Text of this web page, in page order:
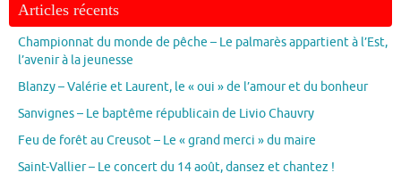
Articles récents
Championnat du monde de pêche – Le palmarès appartient à l’Est,
l’avenir à la jeunesse
Blanzy – Valérie et Laurent, le « oui » de l’amour et du bonheur
Sanvignes – Le baptême républicain de Livio Chauvry
Feu de forêt au Creusot – Le « grand merci » du maire
Saint-Vallier – Le concert du 14 août, dansez et chantez !